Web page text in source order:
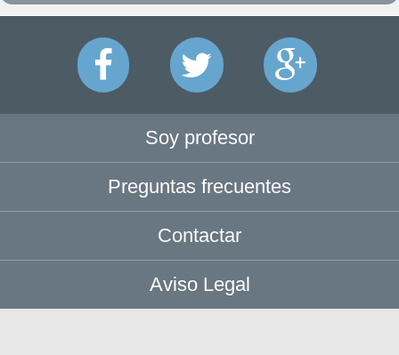
Soy profesor
Preguntas frecuentes
Contactar
Aviso Legal